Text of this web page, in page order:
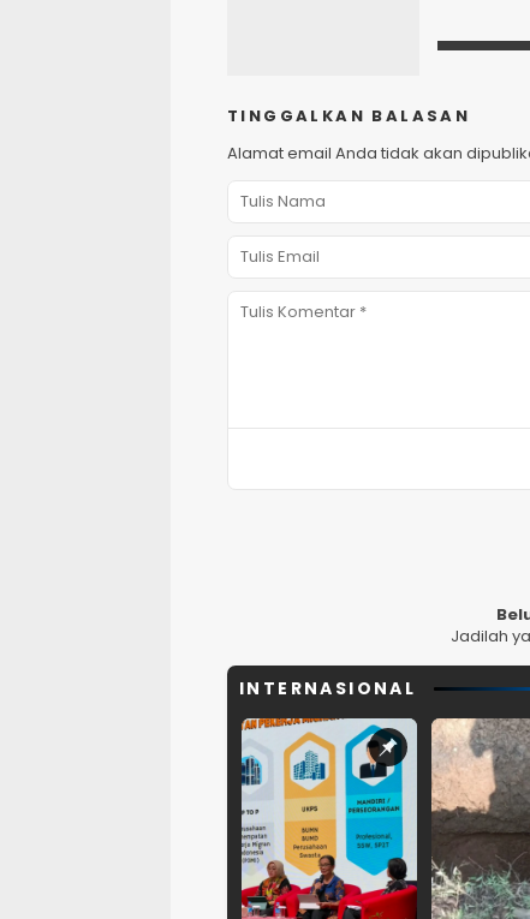
TINGGALKAN BALASAN
Alamat email Anda tidak akan
Jadilah
INTERNASIONAL